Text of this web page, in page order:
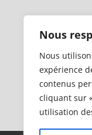
Nous
Nous
expérience
contenus
cliquant sur
utilisation